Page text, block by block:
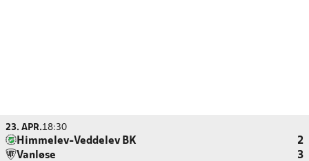
23. APR.18:30
Himmelev-Veddelev BK
2
Vanløse
3